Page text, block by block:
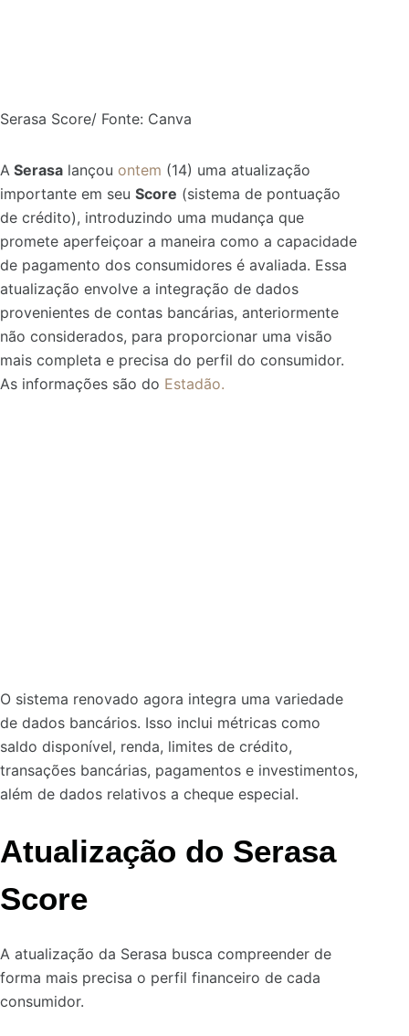
Serasa Score/ Fonte: Canva
A Serasa lançou ontem (14) uma atualização
importante em seu Score (sistema de pontuação
de crédito), introduzindo uma mudança que
promete aperfeiçoar a maneira como a capacidade
de pagamento dos consumidores é avaliada. Essa
atualização envolve a integração de dados
provenientes de contas bancárias, anteriormente
não considerados, para proporcionar uma visão
mais completa e precisa do perfil do consumidor.
As informações são do Estadão.
O sistema renovado agora integra uma variedade
de dados bancários. Isso inclui métricas como
saldo disponível, renda, limites de crédito,
transações bancárias, pagamentos e investimentos,
além de dados relativos a cheque especial.
Atualização do Serasa
Score
A atualização da Serasa busca compreender de
forma mais precisa o perfil financeiro de cada
consumidor.